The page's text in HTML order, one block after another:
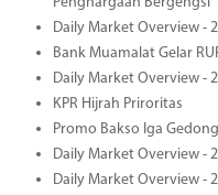
Daily Market Overview -
Bank Muamalat Gelar
Daily Market Overview -
KPR Hijrah Priroritas
Promo Bakso Iga
Daily Market Overview -
Daily Market Overview -